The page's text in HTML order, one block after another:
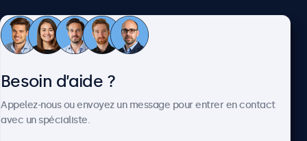
Service client
Besoin d’aide ?
Appelez-nous ou envoyez un message pour entrer en contact
avec un spécialiste.